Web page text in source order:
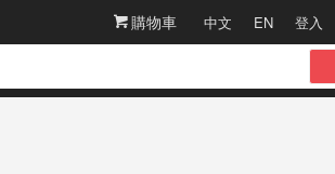
購物車 中文 EN 登入